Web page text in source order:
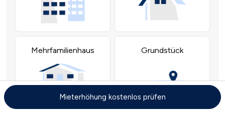
Mieterhöhung kostenlos prüfen